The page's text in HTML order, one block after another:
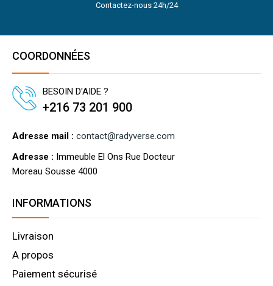
Contactez-nous 24h/24
COORDONNÉES
BESOIN D'AIDE ?
+216 73 201 900
Adresse mail : contact@radyverse.com
Adresse : Immeuble El Ons Rue Docteur
Moreau Sousse 4000
INFORMATIONS
Livraison
A propos
Paiement sécurisé